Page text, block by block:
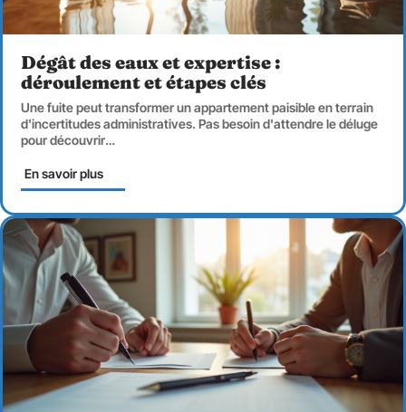
Dégât des eaux et expertise :
déroulement et étapes clés
Une fuite peut transformer un appartement paisible en terrain
d'incertitudes administratives. Pas besoin d'attendre le déluge
pour découvrir…
En savoir plus